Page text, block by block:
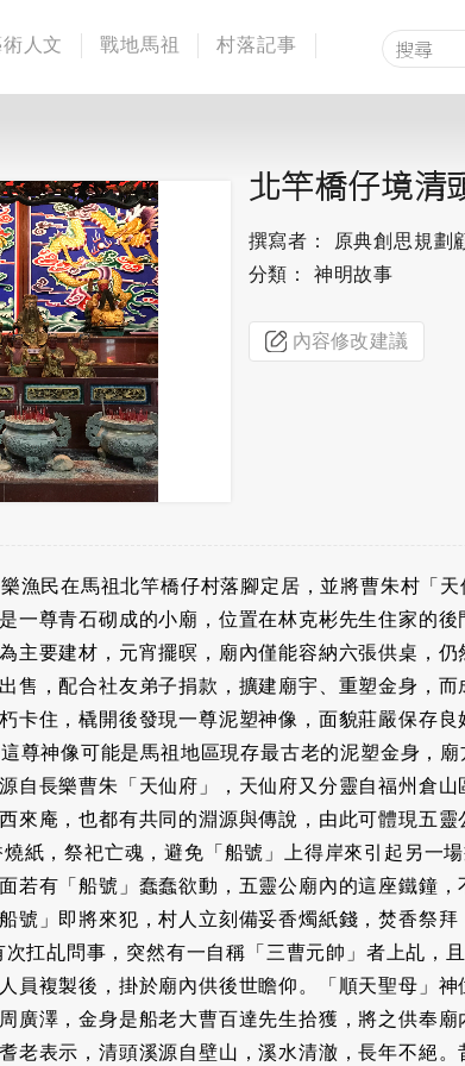
人文 戰地馬祖 村落記事
北竿橋仔境清
撰寫者： 原典創思規劃
分類： 神明故事
內容修改建議
漁民在馬祖北竿橋仔村落腳定居，並將曹朱村「
一尊青石砌成的小廟，位置在林克彬先生住家的後
主要建材，元宵擺暝，廟內僅能容納六張供桌，仍
售，配合社友弟子捐款，擴建廟宇、重塑金身，
卡住，橇開後發現一尊泥塑神像，面貌莊嚴保存良
尊神像可能是馬祖地區現存最古老的泥塑金身，廟
自長樂曹朱「天仙府」，天仙府又分靈自福州倉山
來庵，也都有共同的淵源與傳說，由此可體現五
紙，祭祀亡魂，避免「船號」上得岸來引起另一
若有「船號」蠢蠢欲動，五靈公廟內的這座鐵鐘，
號」即將來犯，村人立刻備妥香燭紙錢，焚香祭拜
扛乩問事，突然有一自稱「三曹元帥」者上乩，
員複製後，掛於廟內供後世瞻仰。「順天聖母」神
廣澤，金身是船老大曹百達先生拾獲，將之供奉廟
老表示，清頭溪源自壁山，溪水清澈，長年不絕